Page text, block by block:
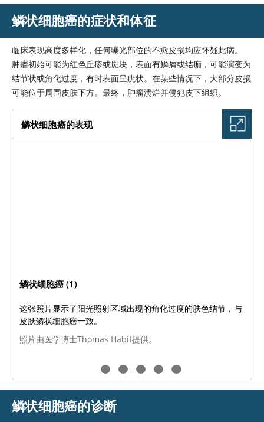
鳞状细胞癌的症状和体征
临床表现高度多样化，任何曝光部位的不愈皮损均应怀疑此病。
肿瘤初始可能为红色丘疹或斑块，表面有鳞屑或结痂，可能演变为
结节状或角化过度，有时表面呈疣状。在某些情况下，大部分皮损
可能位于周围皮肤下方。最终，肿瘤溃烂并侵犯皮下组织。
鳞状细胞癌的表现
鳞状细胞癌 (1)
这张照片显示了阳光照射区域出现的角化过度的肤色结节，与
皮肤鳞状细胞癌一致。
照片由医学博士Thomas Habif提供。
鳞状细胞癌的诊断